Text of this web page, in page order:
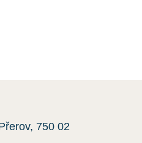
750 02